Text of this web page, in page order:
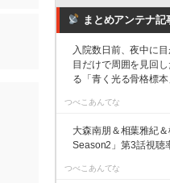
まとめアンテナ記
入院数日前、夜中に
目だけで周囲を見回
る「青く光る骨格標本
つべこあんてな
大森南朋＆相葉雅紀
Season2」第3話視聴
つべこあんてな